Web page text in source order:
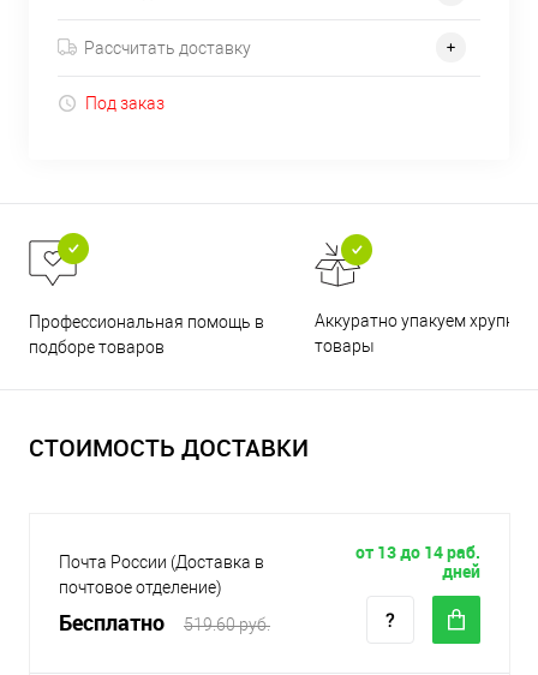
Рассчитать доставку
Под заказ
Профессиональная помощь в
подборе товаров
Аккуратно упакуем хрупкие
товары
СТОИМОСТЬ ДОСТАВКИ
Почта России (Доставка в
почтовое отделение)
Бесплатно 519.60 руб.
от 13 до 14 раб.
дней